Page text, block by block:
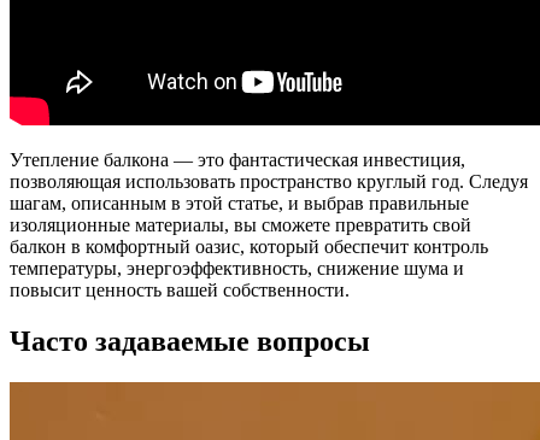
Утепление балкона — это фантастическая инвестиция,
позволяющая использовать пространство круглый год. Следуя
шагам, описанным в этой статье, и выбрав правильные
изоляционные материалы, вы сможете превратить свой
балкон в комфортный оазис, который обеспечит контроль
температуры, энергоэффективность, снижение шума и
повысит ценность вашей собственности.
Часто задаваемые вопросы